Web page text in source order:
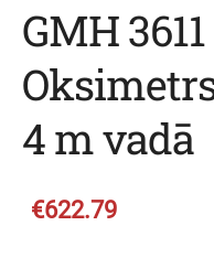
GMH
4 m vadā
€622.79